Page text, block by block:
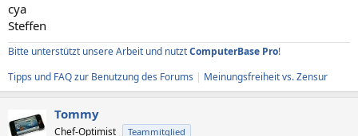
cya
Steffen
Bitte unterstützt unsere Arbeit und nutztComputerBase Pro!
Tipps und FAQ zur Benutzung des Forums | Meinungsfreiheit vs. Zensur
Tommy
Chef-Optimist Teammitglied